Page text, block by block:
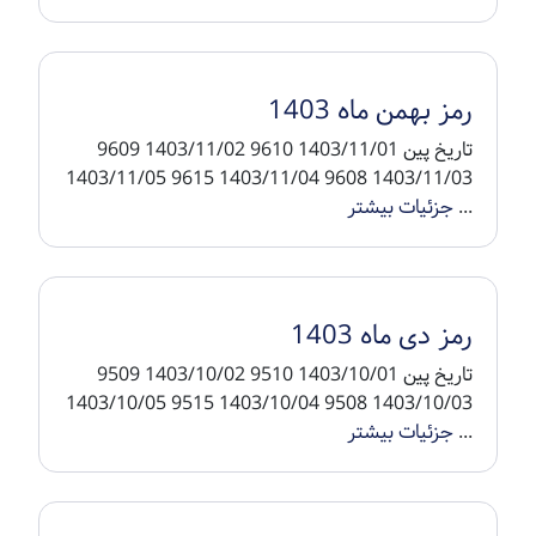
رمز بهمن ماه 1403
تاریخ پین 1403/11/01 9610 1403/11/02 9609
1403/11/03 9608 1403/11/04 9615 1403/11/05
...جزئیات بیشتر
رمز دی ماه 1403
تاریخ پین 1403/10/01 9510 1403/10/02 9509
1403/10/03 9508 1403/10/04 9515 1403/10/05
...جزئیات بیشتر